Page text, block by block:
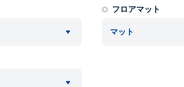
フロアマット
マット